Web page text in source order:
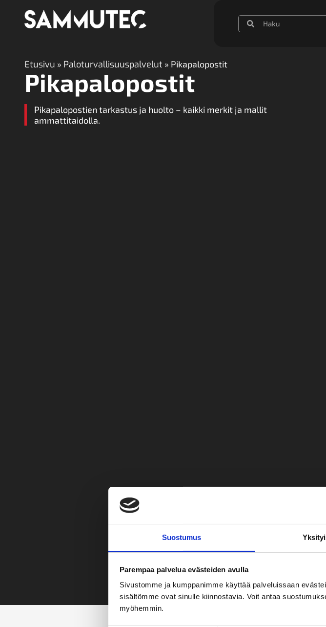
Suostumus
Parempaa palvelua evästeiden avulla
Sivustomme ja kumppanimme käyttää palveluissaan
sisältömme ovat sinulle kiinnostavia. Voit antaa
myöhemmin.
Etusivu » Paloturvallisuuspalvelut » Pikapalopostit
Pika­palopostit
Pikapalopostien tarkastus ja huolto – kaikki merkit ja mallit
ammattitaidolla.